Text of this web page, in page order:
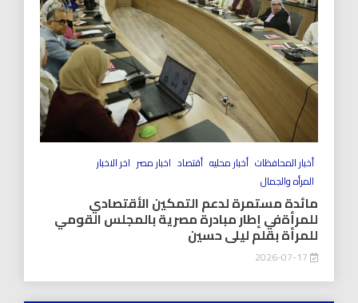
أخبار المحافظات أخبار محليه أقتصاد اخبار مصر اخر الاخبار
المرأه والجمال
مائدة مستمرة لدعم التمكين الأقتصادي
للمرأةفي إطار مبادرة مصرية بالمجلس القومي
للمرأة بقلم ليلى حسين